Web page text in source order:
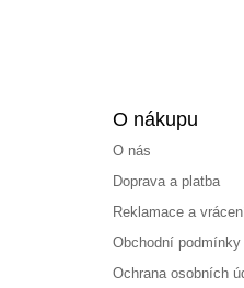
O nákupu
O nás
Doprava a platba
Reklamace a
Obchodní podmínky
Ochrana osobních